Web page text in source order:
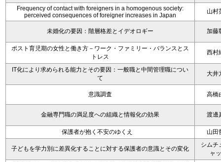
Frequency of contact with foreigners in a homogenous society:
perceived consequences of foreigner increases in Japan
山村
未婚化の要因：階層格差とイデオロギー 加藤
ポスト育児期の女性と働き方－ワーク・ファミリー・バランスとス
トレス
西村
IT化により求められる能力とその要因：一般職と中間管理職につい
て
大井
意識調査 高橋
金融専門職の満足度への組織と情報化の効果 渡邊
保護者が抱く不安のゆくえ 山田
子どもを学力別に差異化することに対する保護者の意識とその変化
シムチ
ャ